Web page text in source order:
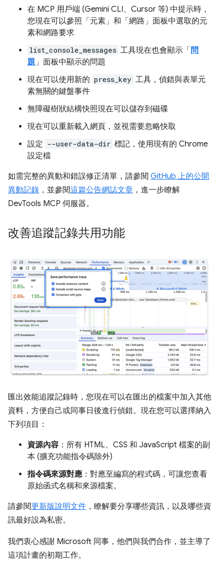
在 MCP 用戶端 (Gemini CLI、Cursor 等) 中提示時，
您現在可以參照「元素」和「網路」面板中選取的元
素和網路要求
list_console_messages 工具現在也會顯示「 問
題」面板中顯示的問題
現在可以使用新的 press_key 工具，偵錯與表單元
素無關的鍵盤事件
無障礙樹狀結構快照現在可以儲存到磁碟
現在可以重新載入網頁，並視需要忽略快取
設定 --user-data-dir 標記，使用現有的 Chrome
設定檔
如需完整的異動和錯誤修正清單，請參閱 GitHub 上的公開
異動記錄 ，並參閱這篇公告網誌文章 ，進一步瞭解
DevTools MCP 伺服器。
改善追蹤記錄共用功能
匯出效能追蹤記錄時，您現在可以在匯出的檔案中加入其他
資料，方便自己或同事日後進行偵錯。現在您可以選擇納入
下列項目：
資源內容 ：所有 HTML、CSS 和 JavaScript 檔案的副
本 (擴充功能指令碼除外)
指令碼來源對應：對應至編寫的程式碼，可讓您查看
原始函式名稱和來源檔案。
請參閱更新版說明文件 ，瞭解要分享哪些資訊，以及哪些資
訊最好設為私密。
我們衷心感謝 Microsoft 同事，他們與我們合作，並主導了
這項計畫的初期工作。